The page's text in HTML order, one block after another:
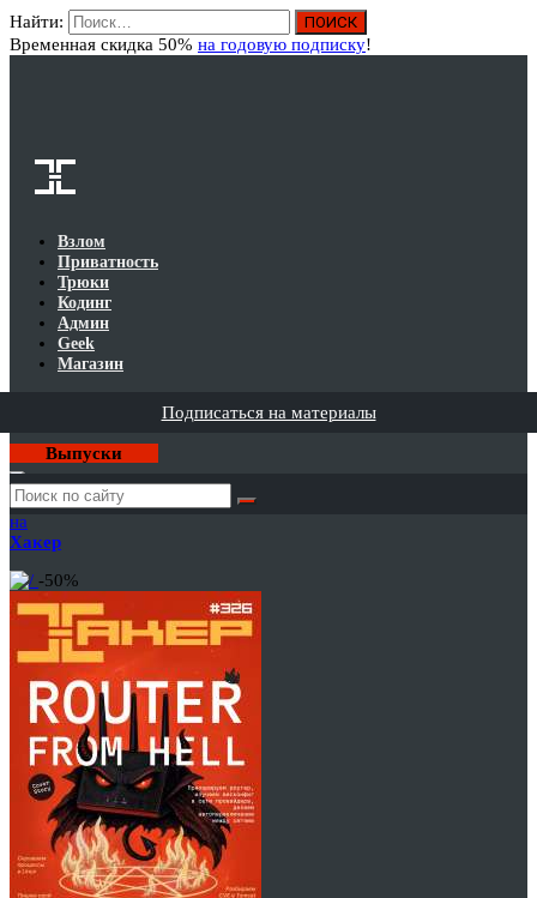
Найти:
Временная скидка 50% на годовую подписку!
Взлом
Приватность
Трюки
Кодинг
Админ
Geek
Магазин
Подписаться на материалы
Выпуски
Годовая
подписка
на
Хакер
-50%